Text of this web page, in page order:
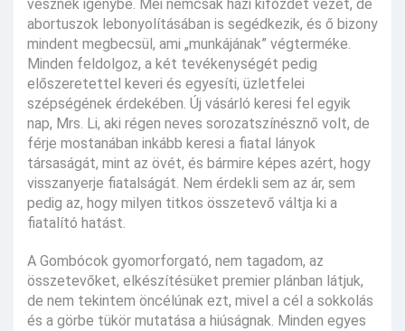
vesznek igénybe. Mei nemcsak házi kifőzdét vezet, de
abortuszok lebonyolításában is segédkezik, és ő bizony
mindent megbecsül, ami „munkájának” végterméke.
Minden feldolgoz, a két tevékenységét pedig
előszeretettel keveri és egyesíti, üzletfelei
szépségének érdekében. Új vásárló keresi fel egyik
nap, Mrs. Li, aki régen neves sorozatszínésznő volt, de
férje mostanában inkább keresi a fiatal lányok
társaságát, mint az övét, és bármire képes azért, hogy
visszanyerje fiatalságát. Nem érdekli sem az ár, sem
pedig az, hogy milyen titkos összetevő váltja ki a
fiatalító hatást.
A Gombócok gyomorforgató, nem tagadom, az
összetevőket, elkészítésüket premier plánban látjuk,
de nem tekintem öncélúnak ezt, mivel a cél a sokkolás
és a görbe tükör mutatása a hiúságnak. Minden egyes